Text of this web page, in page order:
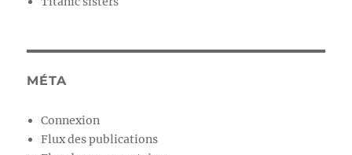
MÉTA
Connexion
Flux des publications